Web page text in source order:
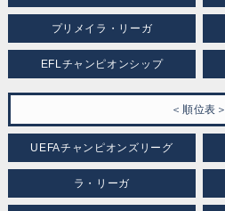
プリメイラ・リーガ
EFLチャンピオンシップ
＜順位表＞
UEFAチャンピオンズリーグ
ラ・リーガ